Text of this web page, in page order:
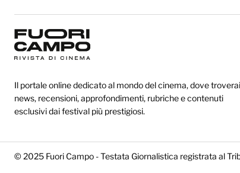
Il portale online dedicato al mondo del cinema, dove troverai
news, recensioni, approfondimenti, rubriche e contenuti
esclusivi dai festival più prestigiosi.
© 2025 Fuori Campo - Testata Giornalistica registrata al